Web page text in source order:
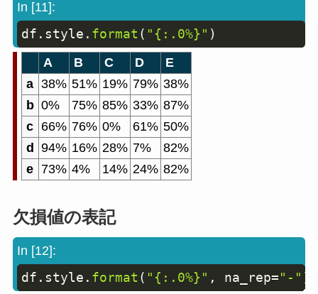
In [11]:
df . style . format ( "{:.0%}" )
A B C D
E
a 38% 51% 19% 79% 38%
b 0% 75% 85% 33% 87%
c
66% 76% 0% 61% 50%
d 94% 16% 28% 7%
82%
e
73% 4% 14% 24% 82%
欠損値の表記
In [12]:
df . style . format ( "{:.0%}" , na_rep="-" )
Copy